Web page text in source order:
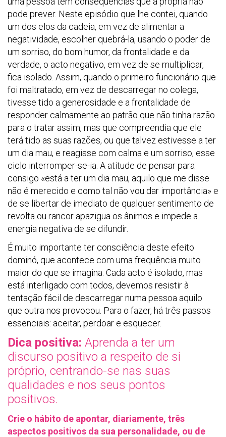
pode prever. Neste episódio que lhe contei, quando
um dos elos da cadeia, em vez de alimentar a
negatividade, escolher quebrá-la, usando o poder de
um sorriso, do bom humor, da frontalidade e da
verdade, o acto negativo, em vez de se multiplicar,
fica isolado. Assim, quando o primeiro funcionário que
foi maltratado, em vez de descarregar no colega,
tivesse tido a generosidade e a frontalidade de
responder calmamente ao patrão que não tinha razão
para o tratar assim, mas que compreendia que ele
terá tido as suas razões, ou que talvez estivesse a ter
um dia mau, e reagisse com calma e um sorriso, esse
ciclo interromper-se-ia. A atitude de pensar para
consigo «está a ter um dia mau, aquilo que me disse
não é merecido e como tal não vou dar importância» e
de se libertar de imediato de qualquer sentimento de
revolta ou rancor apazigua os ânimos e impede a
energia negativa de se difundir.
É muito importante ter consciência deste efeito
dominó, que acontece com uma frequência muito
maior do que se imagina. Cada acto é isolado, mas
está interligado com todos, devemos resistir à
tentação fácil de descarregar numa pessoa aquilo
que outra nos provocou. Para o fazer, há três passos
essenciais: aceitar, perdoar e esquecer.
Dica positiva: Aprenda a ter um
discurso positivo a respeito de si
próprio, centrando-se nas suas
qualidades e nos seus pontos
positivos.
Crie o hábito de apontar, diariamente, três
aspectos positivos da sua personalidade, ou de